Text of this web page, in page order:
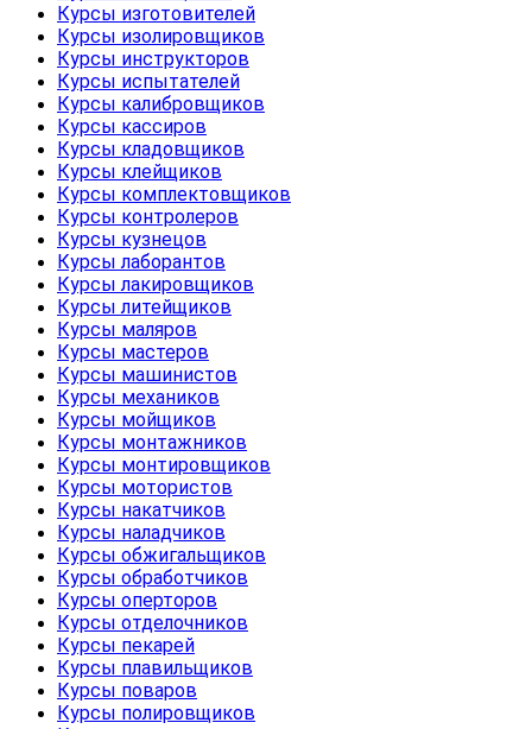
Курсы изготовителей
Курсы изолировщиков
Курсы инструкторов
Курсы испытателей
Курсы калибровщиков
Курсы кассиров
Курсы кладовщиков
Курсы клейщиков
Курсы комплектовщиков
Курсы контролеров
Курсы кузнецов
Курсы лаборантов
Курсы лакировщиков
Курсы литейщиков
Курсы маляров
Курсы мастеров
Курсы машинистов
Курсы механиков
Курсы мойщиков
Курсы монтажников
Курсы монтировщиков
Курсы мотористов
Курсы накатчиков
Курсы наладчиков
Курсы обжигальщиков
Курсы обработчиков
Курсы оперторов
Курсы отделочников
Курсы пекарей
Курсы плавильщиков
Курсы поваров
Курсы полировщиков